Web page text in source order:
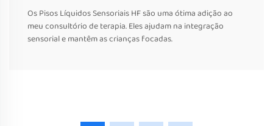
Os Pisos Líquidos Sensoriais HF são uma ótima adição ao
meu consultório de terapia. Eles ajudam na integração
sensorial e mantêm as crianças focadas.